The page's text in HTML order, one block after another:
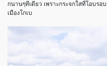
กนานๆทีเดียว เพราะกระจกใสที่โอบร
เมืองโกเบ